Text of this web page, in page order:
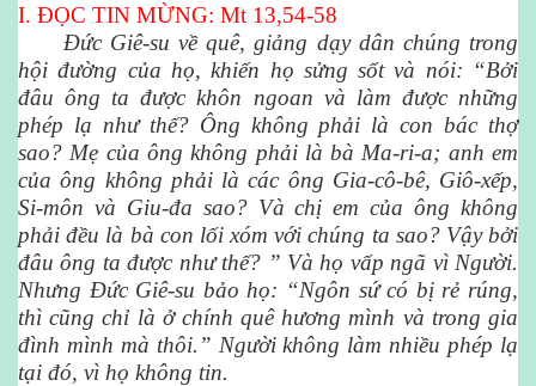
I. ĐỌC TIN MỪNG: Mt 13,54-58
Đức Giê-su về quê, giảng dạy dân chúng trong
hội đường của họ, khiến họ sửng sốt và nói: “Bởi
đâu ông ta được khôn ngoan và làm được những
phép lạ như thế? Ông không phải là con bác thợ
sao? Mẹ của ông không phải là bà Ma-ri-a; anh em
của ông không phải là các ông Gia-cô-bê, Giô-xếp,
Si-môn và Giu-đa sao? Và chị em của ông không
phải đều là bà con lối xóm với chúng ta sao? Vậy bởi
đâu ông ta được như thế? ” Và họ vấp ngã vì Người.
Nhưng Đức Giê-su bảo họ: “Ngôn sứ có bị rẻ rúng,
thì cũng chỉ là ở chính quê hương mình và trong gia
đình mình mà thôi.” Người không làm nhiều phép lạ
tại đó, vì họ không tin.